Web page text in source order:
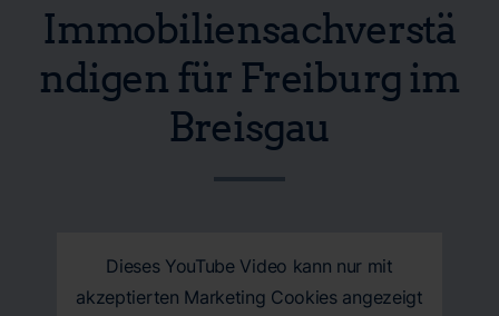
Dieses YouTube Video kann nur mit
akzeptierten Marketing Cookies angezeigt
Immobiliensachverstä
ndigen für Freiburg im
Breisgau